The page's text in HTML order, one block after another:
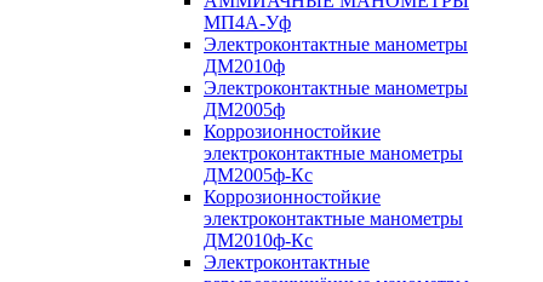
МП4А-Уф
Электроконтактные манометры
ДМ2010ф
Электроконтактные манометры
ДМ2005ф
Коррозионностойкие
электроконтактные манометры
ДМ2005ф-Кс
Коррозионностойкие
электроконтактные манометры
ДМ2010ф-Кс
Электроконтактные